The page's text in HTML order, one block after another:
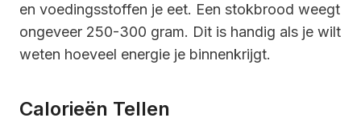
en voedingsstoffen je eet. Een stokbrood weegt
ongeveer 250-300 gram. Dit is handig als je wilt
weten hoeveel energie je binnenkrijgt.
Calorieën Tellen